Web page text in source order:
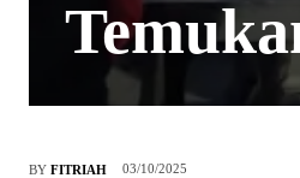
BY FITRIAH 03/10/2025